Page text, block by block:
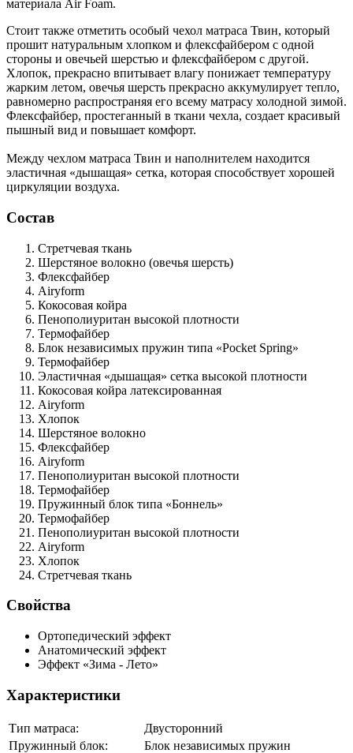
материала Air Foam.
Стоит также отметить особый чехол матраса Твин, который
прошит натуральным хлопком и флексфайбером с одной
стороны и овечьей шерстью и флексфайбером с другой.
Хлопок, прекрасно впитывает влагу понижает температуру
жарким летом, овечья шерсть прекрасно аккумулирует тепло,
равномерно распространяя его всему матрасу холодной зимой.
Флексфайбер, простеганный в ткани чехла, создает красивый
пышный вид и повышает комфорт.
Между чехлом матраса Твин и наполнителем находится
эластичная «дышащая» сетка, которая способствует хорошей
циркуляции воздуха.
Состав
Стретчевая ткань
Шерстяное волокно (овечья шерсть)
Флексфайбер
Airyform
Кокосовая койра
Пенополиуритан высокой плотности
Термофайбер
Блок независимых пружин типа «Pocket Spring»
Термофайбер
Эластичная «дышащая» сетка высокой плотности
Кокосовая койра латексированная
Airyform
Хлопок
Шерстяное волокно
Флексфайбер
Airyform
Пенополиуритан высокой плотности
Термофайбер
Пружинный блок типа «Боннель»
Термофайбер
Пенополиуритан высокой плотности
Airyform
Хлопок
Стретчевая ткань
Свойства
Ортопедический эффект
Анатомический эффект
Эффект «Зима - Лето»
Характеристики
Тип матраса:
Двусторонний
Пружинный блок:
Блок независимых пружин